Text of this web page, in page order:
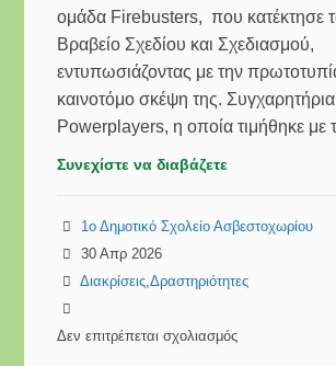
ομάδα Firebusters, που κατέκτησε
Βραβείο Σχεδίου και Σχεδιασμού,
εντυπωσιάζοντας με την
καινοτόμο σκέψη της.
Powerplayers, η οποία τιμήθηκε με
Συνεχίστε να διαβάζετε
1ο Δημοτικό Σχολείο Ασβεστοχωρίου
30 Απρ 2026
Διακρίσεις ,Δραστηριότητες
Δεν επιτρέπεται σχολιασμός